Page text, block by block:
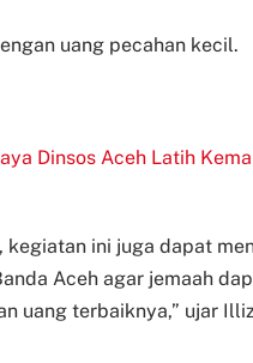
uang pecahan kecil.
Dinsos Aceh Latih
ini juga dapat
Aceh agar jemaah
uang terbaiknya,” ujar